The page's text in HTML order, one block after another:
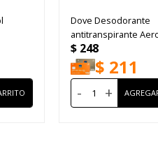
Dove Desodorante
antitranspirante
Y Verbe
$ 248
$ 211
- +